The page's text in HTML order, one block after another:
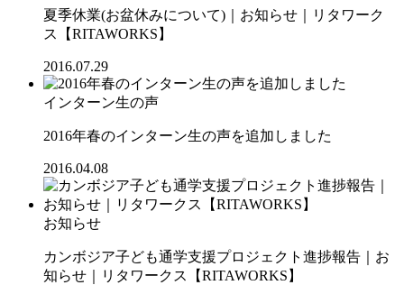
夏季休業(お盆休みについて)｜お知らせ｜リタワーク
ス【RITAWORKS】
2016.07.29
インターン生の声
2016年春のインターン生の声を追加しました
2016.04.08
お知らせ
カンボジア子ども通学支援プロジェクト進捗報告｜お
知らせ｜リタワークス【RITAWORKS】